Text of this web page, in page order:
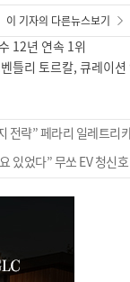
이 기자의 다른뉴스보기
12년 연속 1위
틀리 토르칼, 큐레이션
전략” 페라리 일레트리
있었다” 무쏘 EV 청신호